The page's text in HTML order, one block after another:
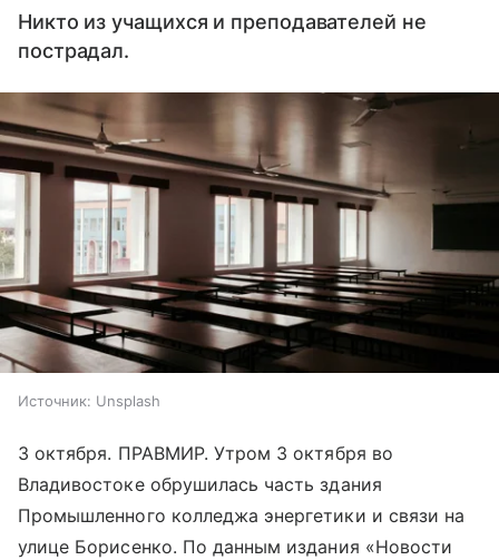
Никто из учащихся и преподавателей не
пострадал.
Источник: Unsplash
3 октября. ПРАВМИР. Утром 3 октября во
Владивостоке обрушилась часть здания
Промышленного колледжа энергетики и связи на
улице Борисенко. По данным издания «Новости